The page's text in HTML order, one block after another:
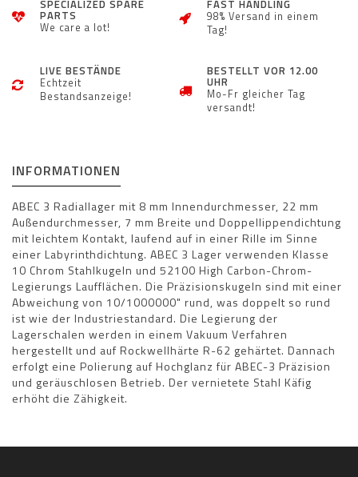
SPECIALIZED SPARE
PARTS
We care a lot!
FAST HANDLING
98% Versand in einem
Tag!
LIVE BESTÄNDE
Echtzeit
Bestandsanzeige!
BESTELLT VOR 12.00
UHR
Mo-Fr gleicher Tag
versandt!
INFORMATIONEN
ABEC 3 Radiallager mit 8 mm Innendurchmesser, 22 mm
Außendurchmesser, 7 mm Breite und Doppellippendichtung
mit leichtem Kontakt, laufend auf in einer Rille im Sinne
einer Labyrinthdichtung. ABEC 3 Lager verwenden Klasse
10 Chrom Stahlkugeln und 52100 High Carbon-Chrom-
Legierungs Laufflächen. Die Präzisionskugeln sind mit einer
Abweichung von 10/1000000" rund, was doppelt so rund
ist wie der Industriestandard. Die Legierung der
Lagerschalen werden in einem Vakuum Verfahren
hergestellt und auf Rockwellhärte R-62 gehärtet. Dannach
erfolgt eine Polierung auf Hochglanz für ABEC-3 Präzision
und geräuschlosen Betrieb. Der vernietete Stahl Käfig
erhöht die Zähigkeit.